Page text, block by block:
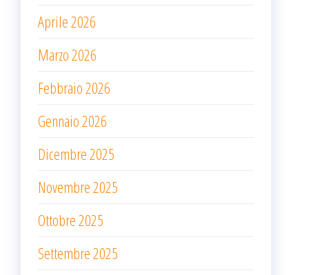
Aprile 2026
Marzo 2026
Febbraio 2026
Gennaio 2026
Dicembre 2025
Novembre 2025
Ottobre 2025
Settembre 2025